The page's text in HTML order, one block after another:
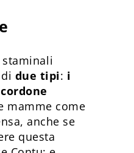
due tipi: i
cordone
mamme come
anche se
questa